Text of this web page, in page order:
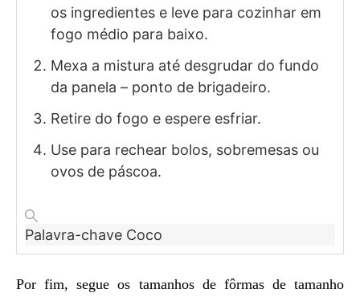
os ingredientes e leve para cozinhar em
fogo médio para baixo.
Mexa a mistura até desgrudar do fundo
da panela – ponto de brigadeiro.
Retire do fogo e espere esfriar.
Use para rechear bolos, sobremesas ou
ovos de páscoa.
Palavra-chave Coco
Por fim, segue os tamanhos de fôrmas de tamanho